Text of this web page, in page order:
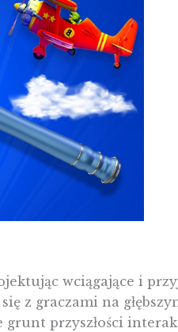
wciągające i
z graczami na
przyszłości